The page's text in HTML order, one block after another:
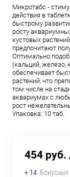
Микротабс -
действия в
быстрому
росту
кустовых
предпочитают
Оптимально
(кальций, железо,
обеспечивает
растений, что
том числе на
аквариумах с
рост
Упаковка: 10 таб.
454 руб.
+ 14 Бонусных